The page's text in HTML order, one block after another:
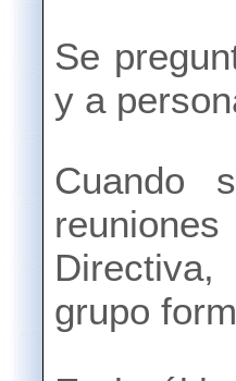
Se
y a
Cuando
grupo